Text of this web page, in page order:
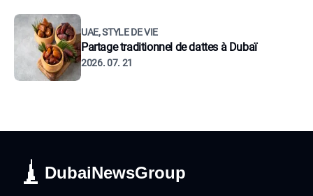
UAE, STYLE DE VIE
Partage traditionnel de dattes à Dubaï
2026. 07. 21
DubaiNewsGroup